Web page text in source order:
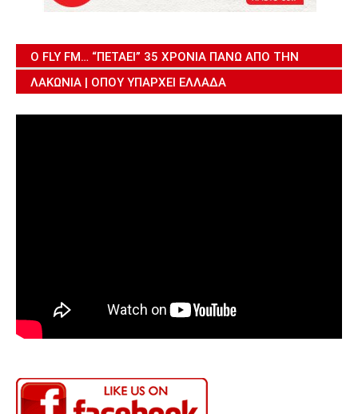
Ο FLY FM… “ΠΕΤΆΕΙ” 35 ΧΡΌΝΙΑ ΠΆΝΩ ΑΠΌ ΤΗΝ
ΛΑΚΩΝΊΑ | ΌΠΟΥ ΥΠΆΡΧΕΙ ΕΛΛΆΔΑ